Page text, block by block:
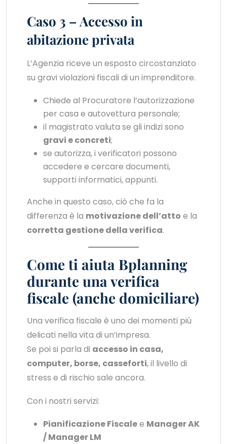
Caso 3 – Accesso in
abitazione privata
L’Agenzia riceve un esposto circostanziato
su gravi violazioni fiscali di un imprenditore.
Chiede al Procuratore l’autorizzazione
per casa e autovettura personale;
il magistrato valuta se gli indizi sono
gravi e concreti;
se autorizza, i verificatori possono
accedere e cercare documenti,
supporti informatici, appunti.
Anche in questo caso, ciò che fa la
differenza è la motivazione dell’atto e la
corretta gestione della verifica.
Come ti aiuta Bplanning
durante una verifica
fiscale (anche domiciliare)
Una verifica fiscale è uno dei momenti più
delicati nella vita di un’impresa.
Se poi si parla di accesso in casa,
computer, borse, casseforti, il livello di
stress e di rischio sale ancora.
Con i nostri servizi:
Pianificazione Fiscalee Manager AK
/ Manager LM